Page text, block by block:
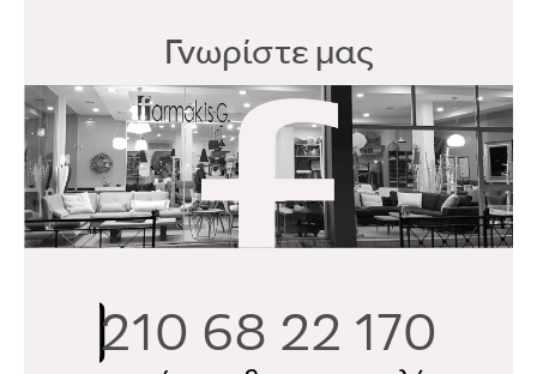
Γνωρίστε μας
210 68 22 170